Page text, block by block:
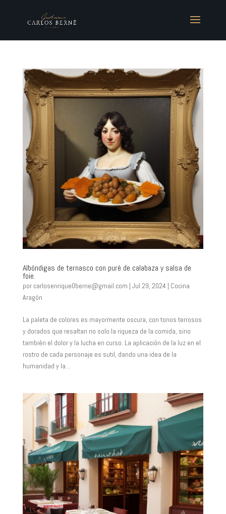
Albóndigas de ternasco con puré de calabaza y salsa de
foie.
por carlosenrique0berne@gmail.com | Jul 29, 2024 | Cocina
Aragón
La paleta de colores es mayormente oscura, con tonos terrosos
y dorados que resaltan no solo la riqueza de la comida, sino
también el dolor y la lucha en curso. La aplicación de la luz en el
rostro de cada personaje es sutil, dando una idea de la
humanidad y la...